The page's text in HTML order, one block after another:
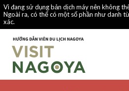
Vì đang sử dụng bản dịch máy nên không
Ngoài ra, có thể có một số phần như danh
xác.